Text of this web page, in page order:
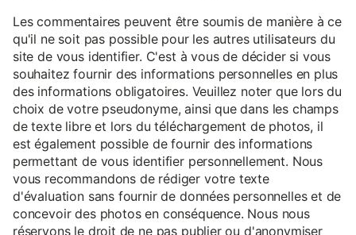
Les commentaires peuvent être soumis de manière à ce
qu'il ne soit pas possible pour les autres utilisateurs du
site de vous identifier. C'est à vous de décider si vous
souhaitez fournir des informations personnelles en plus
des informations obligatoires. Veuillez noter que lors du
choix de votre pseudonyme, ainsi que dans les champs
de texte libre et lors du téléchargement de photos, il
est également possible de fournir des informations
permettant de vous identifier personnellement. Nous
vous recommandons de rédiger votre texte
d'évaluation sans fournir de données personnelles et de
concevoir des photos en conséquence. Nous nous
réservons le droit de ne pas publier ou d'anonymiser